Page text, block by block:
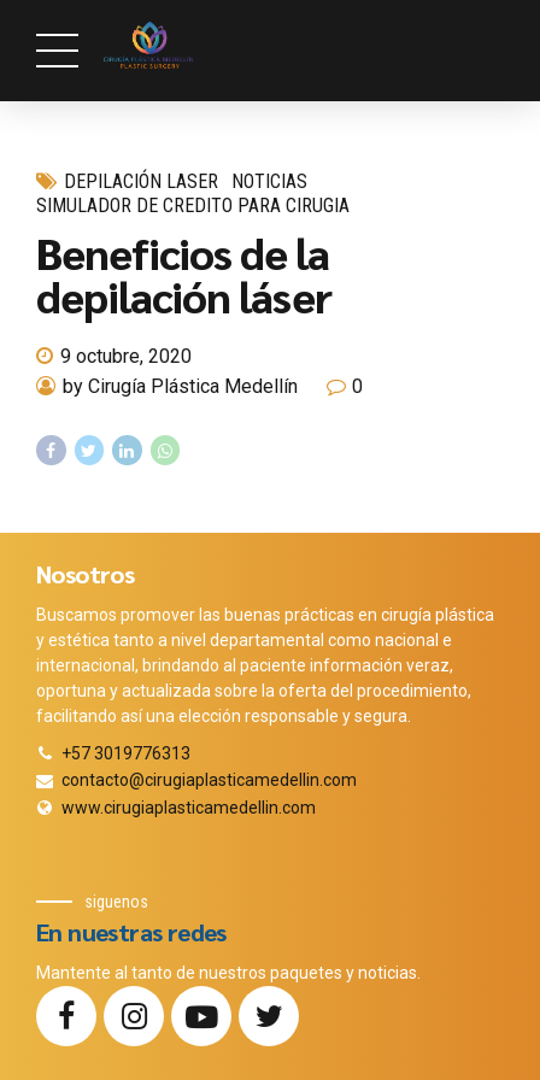
DEPILACIÓN LASER
NOTICIAS
SIMULADOR DE CREDITO PARA CIRUGIA
Beneficios de la
depilación láser
9 octubre, 2020
by Cirugía Plástica Medellín
0
Nosotros
Buscamos promover las buenas prácticas en cirugía plástica
y estética tanto a nivel departamental como nacional e
internacional, brindando al paciente información veraz,
oportuna y actualizada sobre la oferta del procedimiento,
facilitando así una elección responsable y segura.
+57 3019776313
contacto@cirugiaplasticamedellin.com
www.cirugiaplasticamedellin.com
siguenos
En nuestras redes
Mantente al tanto de nuestros paquetes y noticias.